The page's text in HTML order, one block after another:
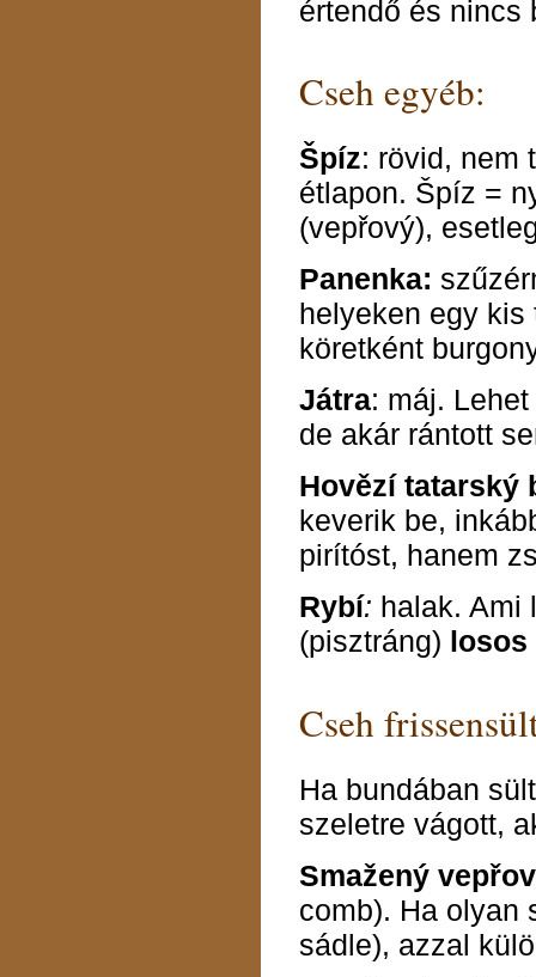
értendő és nincs
Cseh egyéb:
Špíz: rövid, nem
étlapon. Špíz =
(vepřový),
Panenka:
helyeken egy
köretként
Játra: máj.
de akár rántott
Hovězí tatarský
keverik be,
pirítóst, hanem
Rybí: halak. Ami
(pisztráng) losos
Cseh
Ha bundában
szeletre vágott,
Smažený
comb). Ha olyan
sádle), azzal